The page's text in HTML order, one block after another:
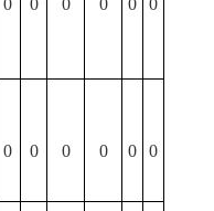
0 0 0 0 0 0